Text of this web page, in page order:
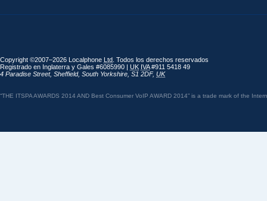
Copyright ©2007–2026 Localphone Ltd . Todos los derechos reservados
Registrado en Inglaterra y Gales #6085990 | UK IVA#911 5418 49
4 Paradise Street, Sheffield, South Yorkshire S1 2DF, UK
“THE ITSPA AWARDS 2014 AND Best Consumer VoIP AWARD 2014” is a trade mark of the